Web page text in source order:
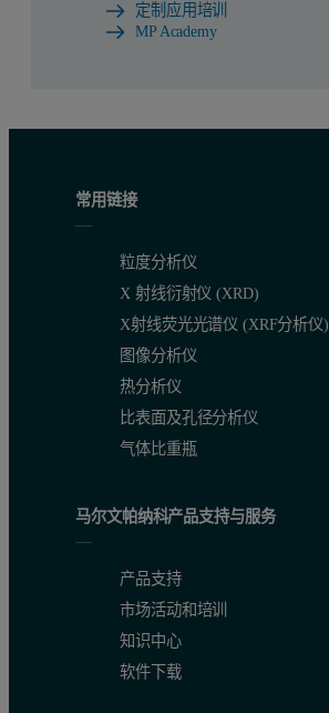
定制应用培训
MP Academy
常用链接
粒度分析仪
X 射线衍射仪 (XRD)
X射线荧光光谱仪 (XRF分析仪)
图像分析仪
热分析仪
比表面及孔径分析仪
气体比重瓶
马尔文帕纳科产品支持与服务
产品支持
市场活动和培训
知识中心
软件下载